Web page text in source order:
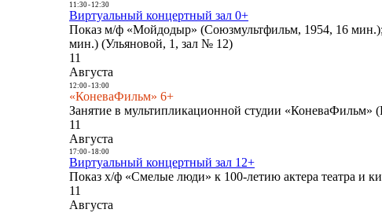
11:30- 12:30
Виртуальный концертный зал 0+
Показ м/ф «Мойдодыр» (Союзмультфильм, 1954, 16
мин.) (Ульяновой, 1, зал № 12)
11
Августа
12:00- 13:00
«КоневаФильм» 6+
Занятие в мультипликационной студии «КоневаФильм»
11
Августа
17:00- 18:00
Виртуальный концертный зал 12+
Показ х/ф «Смелые люди» к 100-летию актера театра и
11
Августа